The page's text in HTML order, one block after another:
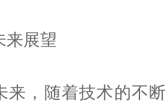
展望
随着技术的不断